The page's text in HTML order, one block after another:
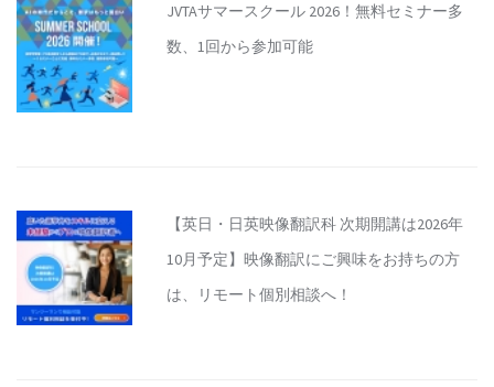
JVTAサマースクール 2026！無料セミナー多
数、1回から参加可能
【英日・日英映像翻訳科 次期開講は2026年
10月予定】映像翻訳にご興味をお持ちの方
は、リモート個別相談へ！